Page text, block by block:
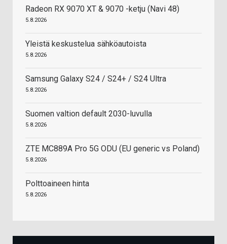
Radeon RX 9070 XT & 9070 -ketju (Navi 48)
5.8.2026
Yleistä keskustelua sähköautoista
5.8.2026
Samsung Galaxy S24 / S24+ / S24 Ultra
5.8.2026
Suomen valtion default 2030-luvulla
5.8.2026
ZTE MC889A Pro 5G ODU (EU generic vs Poland)
5.8.2026
Polttoaineen hinta
5.8.2026